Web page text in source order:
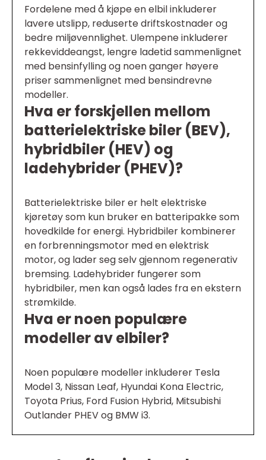
Fordelene med å kjøpe en elbil inkluderer
lavere utslipp, reduserte driftskostnader og
bedre miljøvennlighet. Ulempene inkluderer
rekkeviddeangst, lengre ladetid sammenlignet
med bensinfylling og noen ganger høyere
priser sammenlignet med bensindrevne
modeller.
Hva er forskjellen mellom
batterielektriske biler (BEV),
hybridbiler (HEV) og
ladehybrider (PHEV)?
Batterielektriske biler er helt elektriske
kjøretøy som kun bruker en batteripakke som
hovedkilde for energi. Hybridbiler kombinerer
en forbrenningsmotor med en elektrisk
motor, og lader seg selv gjennom regenerativ
bremsing. Ladehybrider fungerer som
hybridbiler, men kan også lades fra en ekstern
strømkilde.
Hva er noen populære
modeller av elbiler?
Noen populære modeller inkluderer Tesla
Model 3, Nissan Leaf, Hyundai Kona Electric,
Toyota Prius, Ford Fusion Hybrid, Mitsubishi
Outlander PHEV og BMW i3.